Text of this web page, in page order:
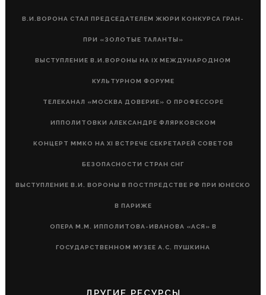
В.И.ВОРОНА СТАЛ ПРЕДСЕДАТЕЛЕМ ЖЮРИ КОНКУРСА ГРАН-
ПРИ «ЗОЛОТЫЕ ТАЛАНТЫ»
ВЫСТУПЛЕНИЕ В.И.ВОРОНЫ НА IX МЕЖДУНАРОДНОМ
КУЛЬТУРНОМ ФОРУМЕ
ТЕЛЕКАНАЛ «МОСКВА ДОВЕРИЕ» О ПРОФЕССОРЕ
ИППОЛИТОВКИ АЛЕКСАНДРЕ ФЛЯРКОВСКОМ
КОНЦЕРТ ММКО НА XI ВСТРЕЧЕ СЕКРЕТАРЕЙ СОВЕТОВ
БЕЗОПАСНОСТИ СТРАН СНГ
ВЫСТУПЛЕНИЕ В.И. ВОРОНЫ В ПОСТПРЕДСТВЕ РФ ПРИ ЮНЕСКО
В ПАРИЖЕ
ОПЕРА М.М. ИППОЛИТОВА-ИВАНОВА «АСЯ» В
ГОСУДАРСТВЕННОМ МУЗЕЕ А.С. ПУШКИНА